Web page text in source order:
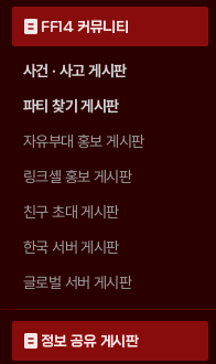
FF14 커뮤니티
사건 · 사고 게시판
파티 찾기 게시판
자유부대 홍보 게시판
링크셸 홍보 게시판
친구 초대 게시판
한국 서버 게시판
글로벌 서버 게시판
정보 공유 게시판